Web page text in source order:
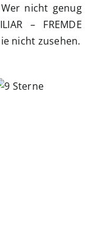
nicht genug
– FREMDE
nicht zusehen.